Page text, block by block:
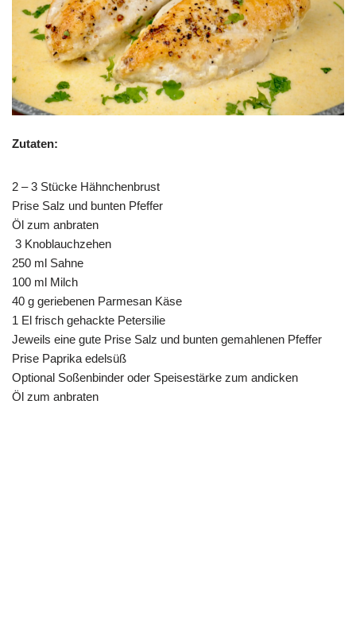
Zutaten:
2 – 3 Stücke Hähnchenbrust
Prise Salz und bunten Pfeffer
Öl zum anbraten
3 Knoblauchzehen
250 ml Sahne
100 ml Milch
40 g geriebenen Parmesan Käse
1 El frisch gehackte Petersilie
Jeweils eine gute Prise Salz und bunten gemahlenen Pfeffer
Prise Paprika edelsüß
Optional Soßenbinder oder Speisestärke zum andicken
Öl zum anbraten